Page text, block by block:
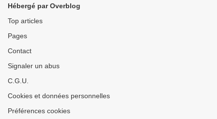
Hébergé par Overblog
Top articles
Pages
Contact
Signaler un abus
C.G.U.
Cookies et données personnelles
Préférences cookies